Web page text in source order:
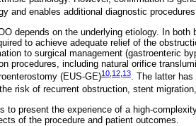
and enables additional diagnostic
depends on the underlying etiology. In
to achieve adequate relief of the
to surgical management (gastroenteric
procedures, including natural orifice
(EUS-GE)10 12 13. The latter
risk of recurrent obstruction, stent
to present the experience of a high-
of the procedure and patient outcomes.